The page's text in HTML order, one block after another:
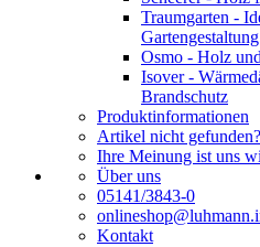
Traumgarten -
Gartengestaltung
Osmo - Holz
Isover -
Brandschutz
Produktinformationen
Artikel nicht gefunden?
Ihre Meinung ist uns
Über uns
05141/3843-0
Kontakt